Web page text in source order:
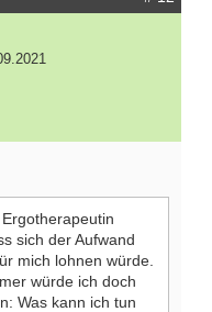
sich der Aufwand
mich lohnen würde.
würde ich doch
Was kann ich tun